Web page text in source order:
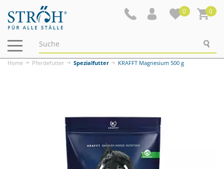
0 0
Navigation
ein-/ausblenden
Home Pferdefutter Spezialfutter KRAFFT Magnesium 500 g